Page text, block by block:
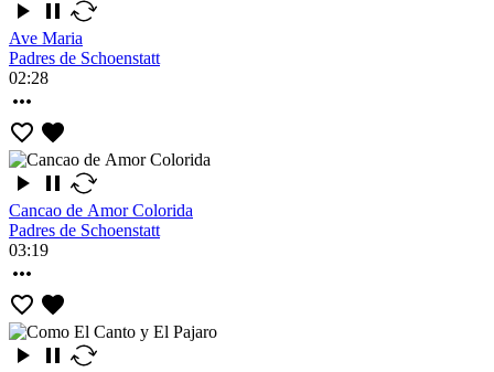
Ave Maria
Padres de Schoenstatt
02:28
Cancao de Amor Colorida
Padres de Schoenstatt
03:19